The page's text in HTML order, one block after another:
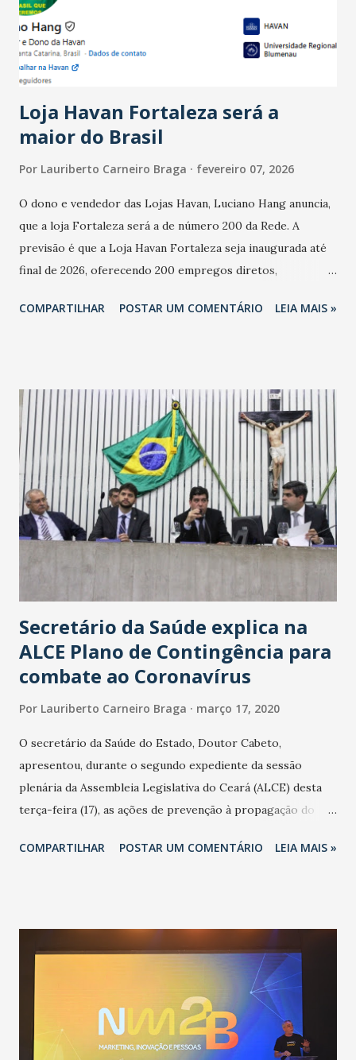
estabelecimentos no prejuízo ficou em 19%, pouco abaixo
do observado no mês anterior. Outros 1% não existiam em
novembro. Em relação a outubro, o faturamento também
cresceu. De acordo com a pesquisa, 44% dos n...
Loja Havan Fortaleza será a
maior do Brasil
Por Lauriberto Carneiro Braga fevereiro 07, 2026
O dono e vendedor das Lojas Havan, Luciano Hang anuncia,
que a loja Fortaleza será a de número 200 da Rede. A
previsão é que a Loja Havan Fortaleza seja inaugurada até
final de 2026, oferecendo 200 empregos diretos,
Havan Fortaleza ainda não foi anunciada oficialmente, mas
COMPARTILHAR POSTAR UM COMENTÁRIO LEIA MAIS »
Secretário da Saúde explica na
ALCE Plano de Contingência para
combate ao Coronavírus
Por Lauriberto Carneiro Braga março 17, 2020
O secretário da Saúde do Estado, Doutor Cabeto,
apresentou, durante o segundo expediente da sessão
plenária da Assembleia Legislativa do Ceará (ALCE) desta
terça-feira (17), as ações de prevenção à propagação do
adotadas pelo Governo do Estado na contenção da
população suspeita e de cuidados com os ambientes
públicos e domiciliares. “Nós não estamos vivendo uma
epidemia comum, como temos em todos os anos, com
aumento de casos de dengue, influenza ou H1N1. Trata-se
de uma epidemia com um vírus diferente, com um poder de
contaminação maior que outros coronavírus”, apontou o
COMPARTILHAR POSTAR UM COMENTÁRIO LEIA MAIS »